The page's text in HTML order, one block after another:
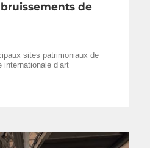
de
sites patrimoniaux de
internationale d’art